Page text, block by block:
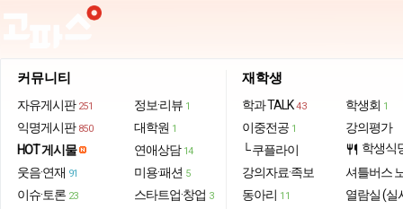
커뮤니티
자유게시판 251
익명게시판 850
HOT 게시물
웃음·연재 91
이슈·토론 23
정보·리뷰 1
대학원 1
연애상담 14
미용·패션 5
스타트업·창업 3
재학생
학과 TALK 43
이중전공 1
└ 쿠플라이
강의자료·족보
동아리 11
학생회 1
강의평가
restaurant 학생식
셔틀버스
열람실 (실